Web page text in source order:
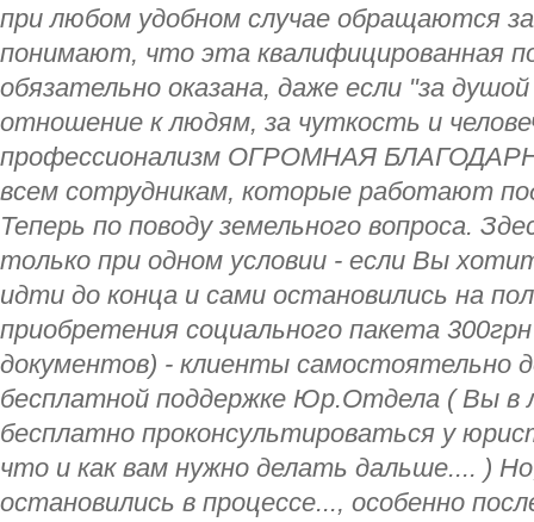
при любом удобном случае обращаются
понимают, что эта квалифицированная
обязательно оказана, даже если "за
отношение к людям, за чуткость и
профессионализм ОГРОМНАЯ
всем сотрудникам, которые работают
Теперь по поводу земельного вопроса.
только при одном условии - если Вы
идти до конца и сами остановились на
приобретения социального пакета
документов) - клиенты самостоятельно
бесплатной поддержке Юр.Отдела ( Вы
бесплатно проконсультироваться у
что и как вам нужно делать дальше.... )
остановились в процессе..., особенно